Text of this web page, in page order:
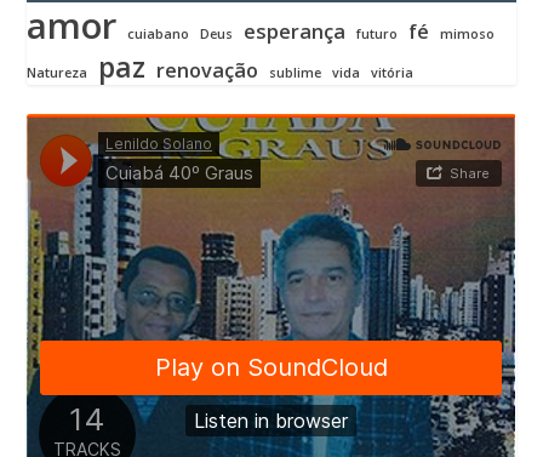
amor cuiabano Deus esperança futuro fé mimoso
Natureza paz renovação sublime vida vitória